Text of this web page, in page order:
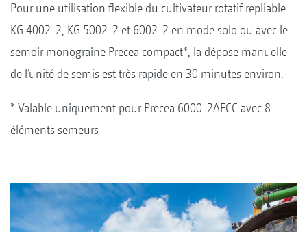
Pour une utilisation flexible du cultivateur rotatif repliable
KG 4002-2, KG 5002-2 et 6002-2 en mode solo ou avec le
semoir monograine Precea compact*, la dépose manuelle
de l’unité de semis est très rapide en 30 minutes environ.
* Valable uniquement pour Precea 6000-2AFCC avec 8
éléments semeurs